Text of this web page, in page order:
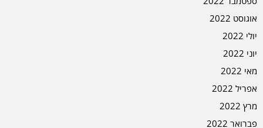
אוגוסט 2022
יולי 2022
יוני 2022
מאי 2022
אפריל 2022
מרץ 2022
פברואר 2022